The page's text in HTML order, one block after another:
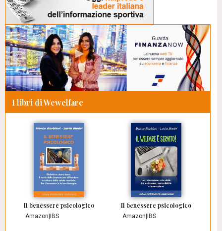
I libri di Wewelfare
Il benessere psicologico
Amazon IBS
Il benessere psicologico
Amazon IBS